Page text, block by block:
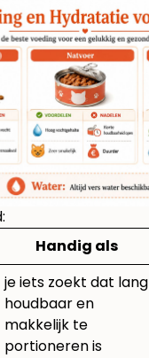
Handig als
je iets zoekt dat lang
houdbaar en
makkelijk te
portioneren is